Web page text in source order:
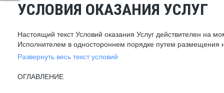
УСЛОВИЯ ОКАЗАНИЯ УСЛУГ
Настоящий текст Условий оказания Услуг действителен на
Исполнителем в одностороннем порядке путем размещения
Развернуть весь текст условий
ОГЛАВЛЕНИЕ